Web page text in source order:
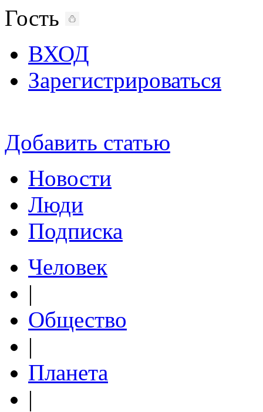
Гость
ВХОД
Зарегистрироваться
Добавить статью
Новости
Люди
Подписка
Человек
|
Общество
|
Планета
|